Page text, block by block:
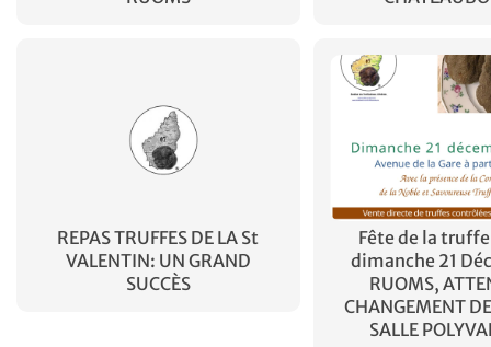
REPAS TRUFFES DE LA St
VALENTIN: UN GRAND
SUCCÈS
Fête de la
dimanche 21
RUOMS,
CHANGEMENT
SALLE